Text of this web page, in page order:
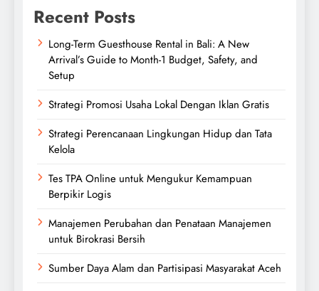
Recent Posts
Long-Term Guesthouse Rental in Bali: A New
Arrival’s Guide to Month-1 Budget, Safety, and
Setup
Strategi Promosi Usaha Lokal Dengan Iklan Gratis
Strategi Perencanaan Lingkungan Hidup dan Tata
Kelola
Tes TPA Online untuk Mengukur Kemampuan
Berpikir Logis
Manajemen Perubahan dan Penataan Manajemen
untuk Birokrasi Bersih
Sumber Daya Alam dan Partisipasi Masyarakat Aceh